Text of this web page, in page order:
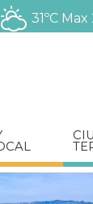
al
31ºC Max